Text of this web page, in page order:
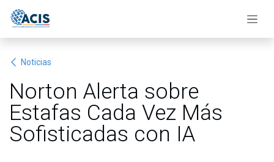
Noticias
Norton Alerta sobre
Estafas Cada Vez Más
Sofisticadas con IA